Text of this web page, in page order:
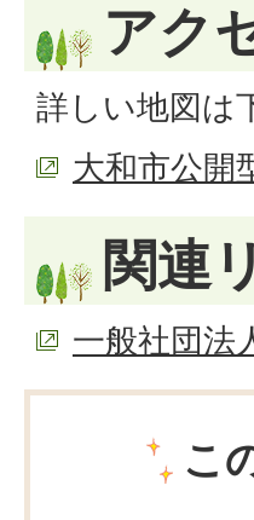
アク
詳しい地図は
大和市公開
関連
一般社団法
こ